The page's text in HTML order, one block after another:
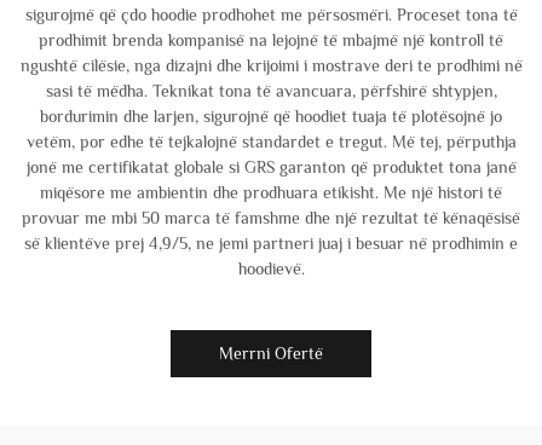
sigurojmë që çdo hoodie prodhohet me përsosmëri. Proceset tona të
prodhimit brenda kompanisë na lejojnë të mbajmë një kontroll të
ngushtë cilësie, nga dizajni dhe krijoimi i mostrave deri te prodhimi në
sasi të mëdha. Teknikat tona të avancuara, përfshirë shtypjen,
bordurimin dhe larjen, sigurojnë që hoodiet tuaja të plotësojnë jo
vetëm, por edhe të tejkalojnë standardet e tregut. Më tej, përputhja
jonë me certifikatat globale si GRS garanton që produktet tona janë
miqësore me ambientin dhe prodhuara etikisht. Me një histori të
provuar me mbi 50 marca të famshme dhe një rezultat të kënaqësisë
së klientëve prej 4,9/5, ne jemi partneri juaj i besuar në prodhimin e
hoodievë.
Merrni Ofertë